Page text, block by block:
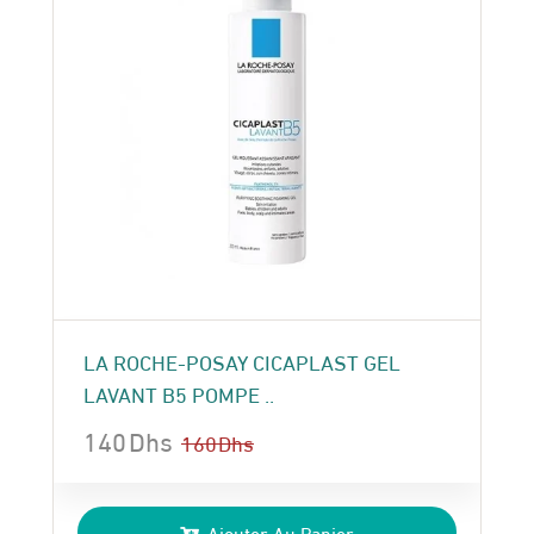
LA ROCHE-POSAY CICAPLAST GEL
LAVANT B5 POMPE ..
160Dhs
prix
140Dhs
prix